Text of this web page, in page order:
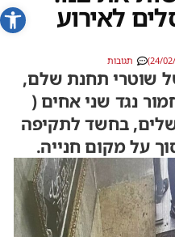
פתח לאירוע
תגובות
שוטרי תחנת שלם,
נגד שני אחים (
בחשד לתקיפה
על מקום חנייה.